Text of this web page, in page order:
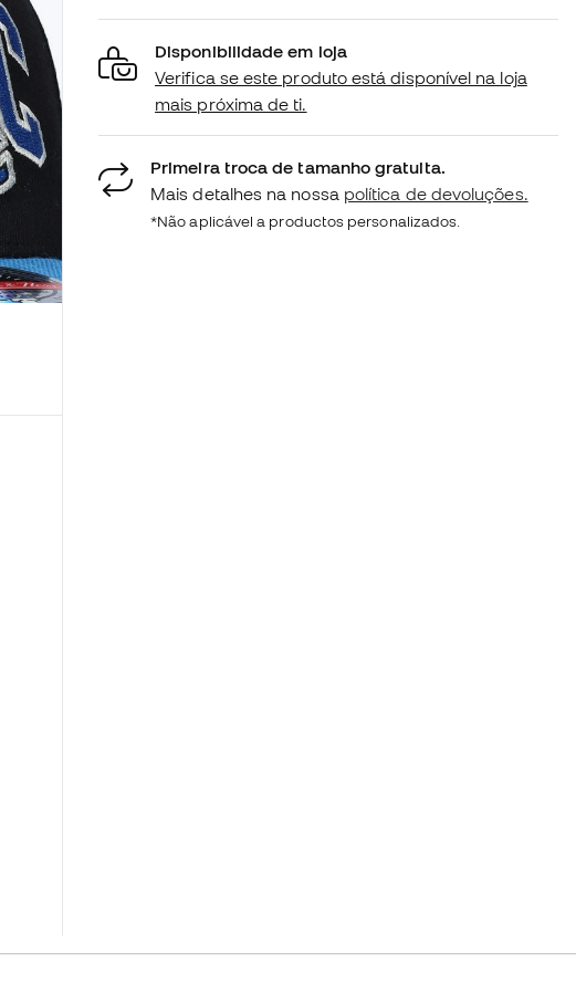
Disponibilidade em loja
Verifica se este produto está disponível na loja
mais próxima de ti.
Primeira troca de tamanho gratuita.
Mais detalhes na nossa política de devoluções.
*Não aplicável a productos personalizados.